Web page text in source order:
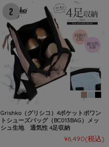
Grishko（グリシコ）4ポケットポワン
トシューズバッグ（BC013BAG）メッ
シュ生地 通気性 4足収納
¥6,490(税込)